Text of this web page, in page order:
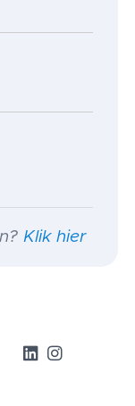
Klik hier